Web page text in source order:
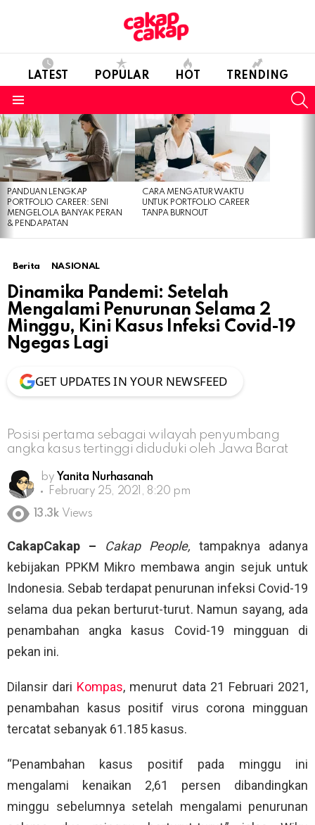
LATEST POPULAR HOT TRENDING
LATEST
STORIES
PANDUAN LENGKAP
PORTFOLIO CAREER: SENI
MENGELOLA BANYAK PERAN
& PENDAPATAN
CARA MENGATUR WAKTU
UNTUK PORTFOLIO CAREER
TANPA BURNOUT
Berita NASIONAL
Dinamika Pandemi: Setelah
Mengalami Penurunan Selama 2
Minggu, Kini Kasus Infeksi Covid-19
Ngegas Lagi
GET UPDATES IN YOUR NEWSFEED
Posisi pertama sebagai wilayah penyumbang
angka kasus tertinggi diduduki oleh Jawa Barat
by Yanita Nurhasanah
February 25, 2021, 8:20 pm
13.3k Views
CakapCakap – Cakap People, tampaknya adanya
kebijakan PPKM Mikro membawa angin sejuk untuk
Indonesia. Sebab terdapat penurunan infeksi Covid-19
selama dua pekan berturut-turut. Namun sayang, ada
penambahan angka kasus Covid-19 mingguan di
pekan ini.
Dilansir dari Kompas, menurut data 21 Februari 2021,
penambahan kasus positif virus corona mingguan
tercatat sebanyak 61.185 kasus.
“Penambahan kasus positif pada minggu ini
mengalami kenaikan 2,61 persen dibandingkan
minggu sebelumnya setelah mengalami penurunan